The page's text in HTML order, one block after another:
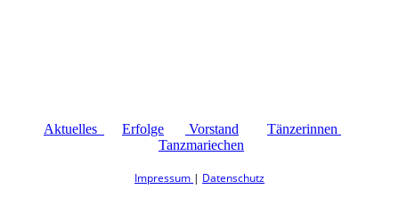
Aktuelles Erfolge Vorstand
Tänzerinnen
Tanzmariechen
Impressum | Datenschutz